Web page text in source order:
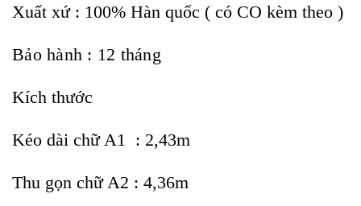
Xuất xứ : 100% Hàn quốc ( có CO kèm theo )
Bảo hành : 12 tháng
Kích thước
Kéo dài chữ A1 : 2,43m
Thu gọn chữ A2 : 4,36m